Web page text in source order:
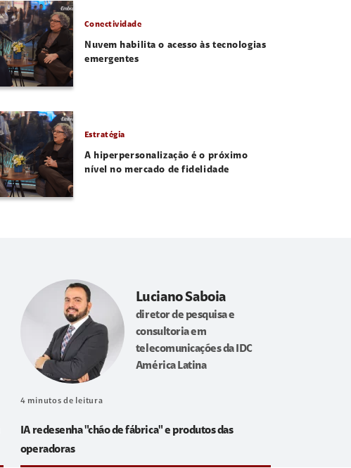
Conectividade
Nuvem habilita o acesso às tecnologias
emergentes
Estratégia
A hiperpersonalização é o próximo
nível no mercado de fidelidade
Luciano Saboia
diretor de pesquisa e
consultoria em
telecomunicações da IDC
América Latina
4 minutos de leitura
IA redesenha "chão de fábrica" e produtos das
operadoras